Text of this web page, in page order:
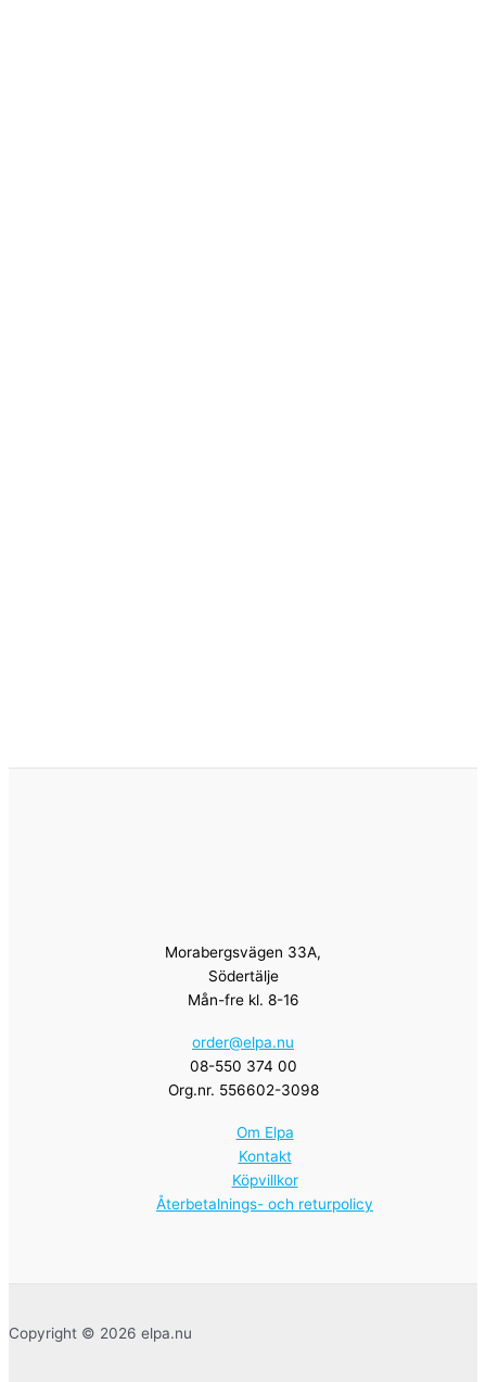
Morabergsvägen 33A,
Södertälje
Mån-fre kl. 8-16
order@elpa.nu
08-550 374 00
Org.nr. 556602-3098
Om Elpa
Kontakt
Köpvillkor
Återbetalnings- och returpolicy
Copyright © 2026 elpa.nu